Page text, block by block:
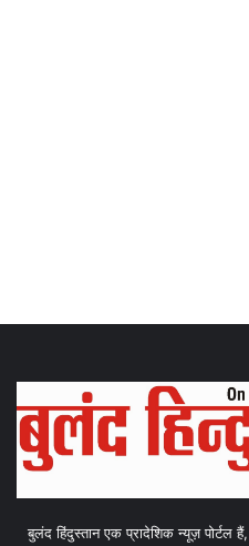
बुलंद हिंदुस्तान एक प्रादेशिक न्यूज़ पोर्टल